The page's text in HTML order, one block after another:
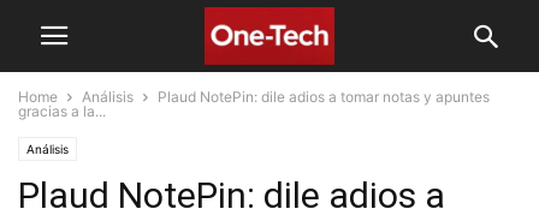
Home Análisis
Plaud NotePin: dile adios a tomar notas y apuntes
gracias a la...
Análisis
Plaud NotePin: dile adios a